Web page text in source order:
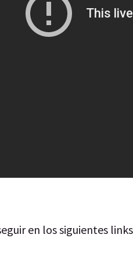
en los siguientes